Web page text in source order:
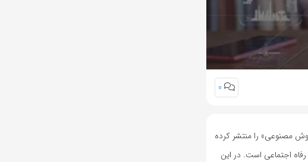
0
مصنوعی» را منتشر کرده
و مدعی محقق کردن رشد اقتصادی و رفاه اجتماعی است. در این